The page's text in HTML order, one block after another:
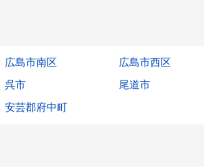
広島市南区 広島市西区
呉市 尾道市
安芸郡府中町